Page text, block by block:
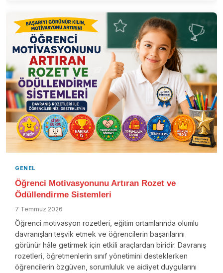
GENEL
Öğrenci Motivasyonunu Artıran Rozet ve
Ödüllendirme Sistemleri
7 Temmuz 2026
Öğrenci motivasyon rozetleri, eğitim ortamlarında olumlu
davranışları teşvik etmek ve öğrencilerin başarılarını
görünür hâle getirmek için etkili araçlardan biridir. Davranış
rozetleri, öğretmenlerin sınıf yönetimini desteklerken
öğrencilerin özgüven, sorumluluk ve aidiyet duygularını